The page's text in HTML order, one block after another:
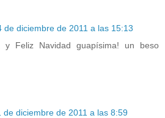
de diciembre de 2011 a las 15:13
y Feliz Navidad guapísima! un beso
de diciembre de 2011 a las 8:59